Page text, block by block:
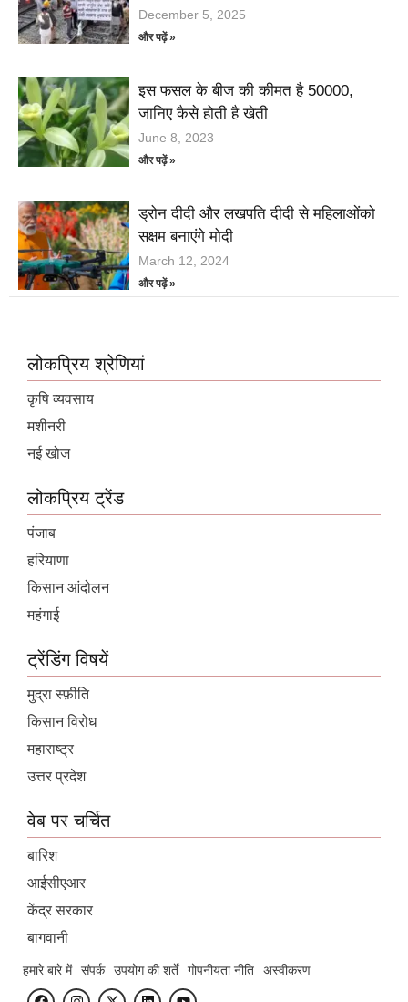
December 5, 2025
और पढ़ें »
इस फसल के बीज की कीमत है 50000,
जानिए कैसे होती है खेती
June 8, 2023
और पढ़ें »
ड्रोन दीदी और लखपति दीदी से महिलाओंको
सक्षम बनाएंगे मोदी
March 12, 2024
और पढ़ें »
लोकप्रिय श्रेणियां
कृषि व्यवसाय
मशीनरी
नई खोज
लोकप्रिय ट्रेंड
पंजाब
हरियाणा
किसान आंदोलन
महंगाई
ट्रेंडिंग विषयें
मुद्रा स्फ़ीति
किसान विरोध
महाराष्ट्र
उत्तर प्रदेश
वेब पर चर्चित
बारिश
आईसीएआर
केंद्र सरकार
बागवानी
हमारे बारे में संपर्क उपयोग की शर्तें गोपनीयता नीति अस्वीकरण